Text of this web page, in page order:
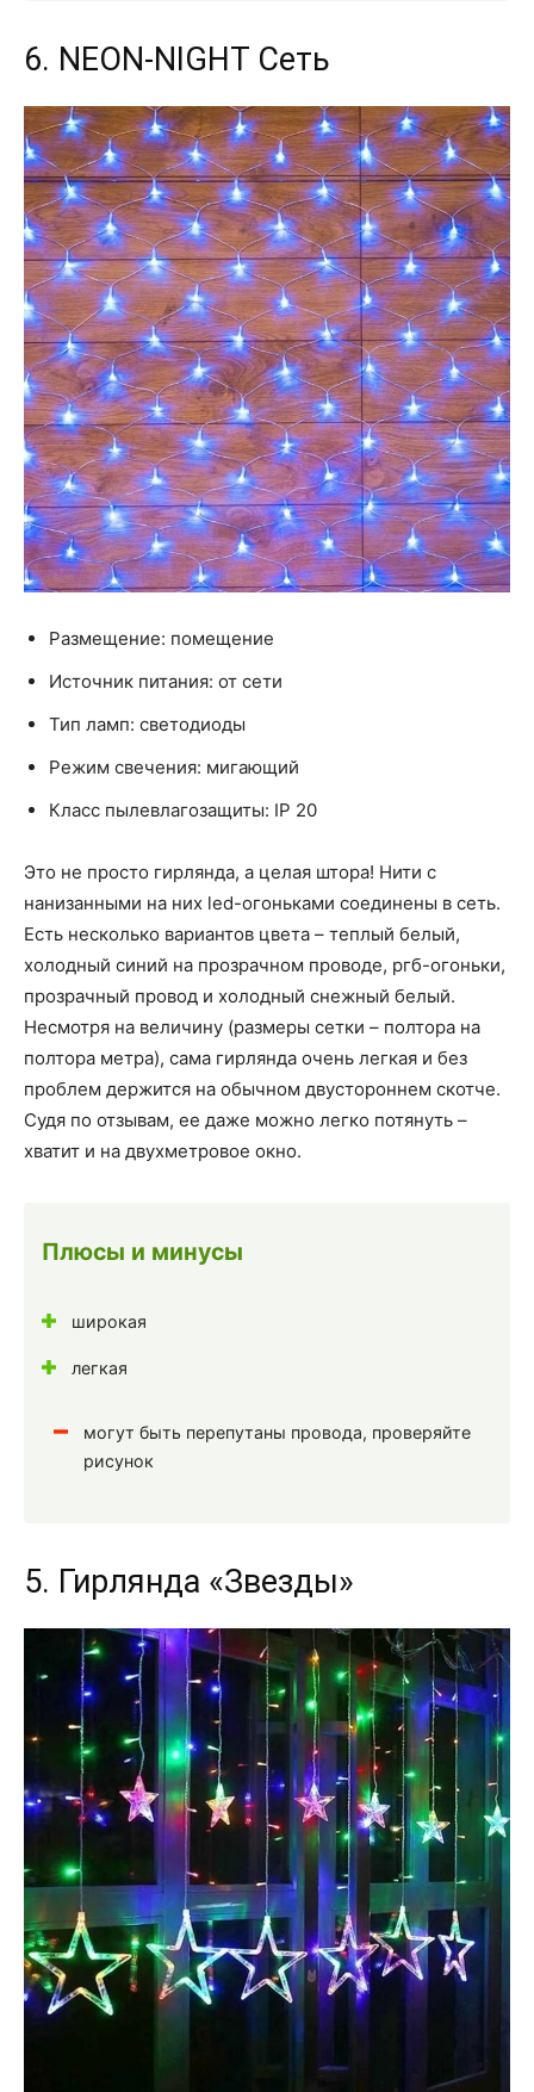
6. NEON-NIGHT Сеть
Размещение: помещение
Источник питания: от сети
Тип ламп: светодиоды
Режим свечения: мигающий
Класс пылевлагозащиты: IP 20
Это не просто гирлянда, а целая штора! Нити с
нанизанными на них led-огоньками соединены в сеть.
Есть несколько вариантов цвета – теплый белый,
холодный синий на прозрачном проводе, ргб-огоньки,
прозрачный провод и холодный снежный белый.
Несмотря на величину (размеры сетки – полтора на
полтора метра), сама гирлянда очень легкая и без
проблем держится на обычном двустороннем скотче.
Судя по отзывам, ее даже можно легко потянуть –
хватит и на двухметровое окно.
Плюсы и минусы
широкая
легкая
могут быть перепутаны провода, проверяйте
рисунок
5. Гирлянда «Звезды»